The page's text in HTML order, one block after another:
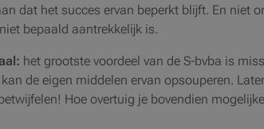
dat het succes ervan beperkt blijft. En niet
bepaald aantrekkelijk is.
het grootste voordeel van de S-bvba is
de eigen middelen ervan opsouperen.
Hoe overtuig je bovendien